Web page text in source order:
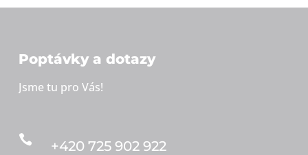
Poptávky a dotazy
Jsme tu pro Vás!
 +420 725 902 922